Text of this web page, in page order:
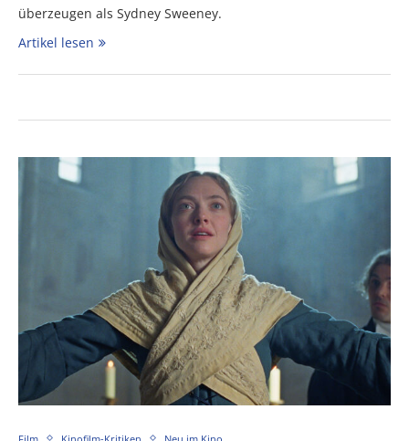
überzeugen als Sydney Sweeney.
Artikel lesen